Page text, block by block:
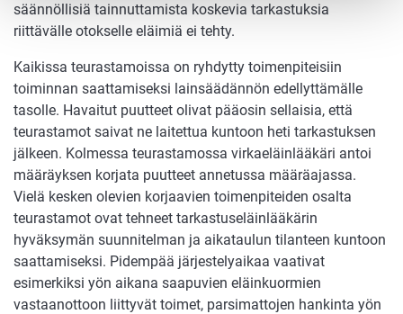
säännöllisiä tainnuttamista koskevia tarkastuksia
riittävälle otokselle eläimiä ei tehty.
Kaikissa teurastamoissa on ryhdytty toimenpiteisiin
toiminnan saattamiseksi lainsäädännön edellyttämälle
tasolle. Havaitut puutteet olivat pääosin sellaisia, että
teurastamot saivat ne laitettua kuntoon heti tarkastuksen
jälkeen. Kolmessa teurastamossa virkaeläinlääkäri antoi
määräyksen korjata puutteet annetussa määräajassa.
Vielä kesken olevien korjaavien toimenpiteiden osalta
teurastamot ovat tehneet tarkastuseläinlääkärin
hyväksymän suunnitelman ja aikataulun tilanteen kuntoon
saattamiseksi. Pidempää järjestelyaikaa vaativat
esimerkiksi yön aikana saapuvien eläinkuormien
vastaanottoon liittyvät toimet, parsimattojen hankinta yön